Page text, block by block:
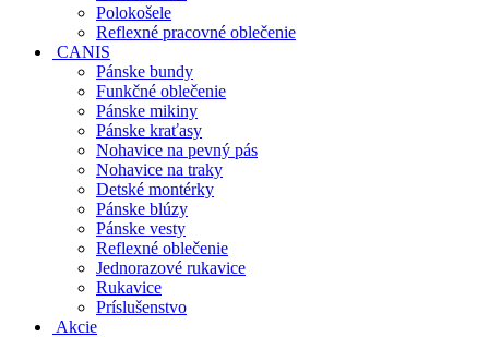
Polokošele
Reflexné pracovné oblečenie
CANIS
Pánske bundy
Funkčné oblečenie
Pánske mikiny
Pánske kraťasy
Nohavice na pevný pás
Nohavice na traky
Detské montérky
Pánske blúzy
Pánske vesty
Reflexné oblečenie
Jednorazové rukavice
Rukavice
Príslušenstvo
Akcie